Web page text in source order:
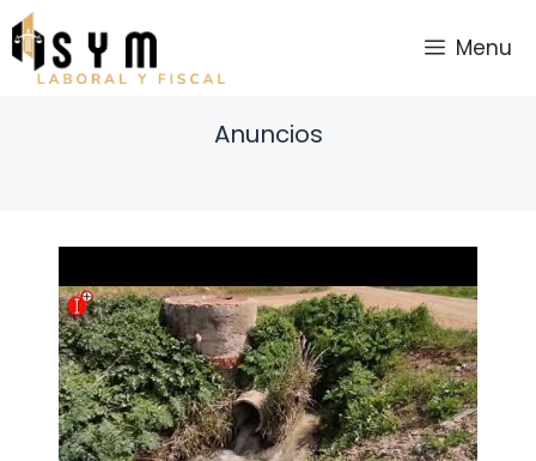
Saltar
al
contenido
Menu
Anuncios